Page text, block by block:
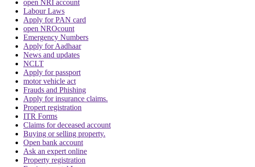
open NRI account
Labour Laws
Apply for PAN card
open NROcount
Emergency Numbers
Apply for Aadhaar
News and updates
NCLT
Apply for passport
motor vehicle act
Frauds and Phishing
Apply for insurance claims.
Propert registration
ITR Forms
Claims for deceased account
Buying or selling property.
Open bank account
Ask an expert online
Property registration